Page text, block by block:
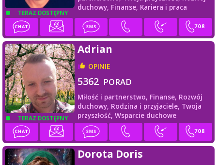
TERAZ DOSTĘPNY
duchowy, Finanse, Kariera i praca
TERAZ DOSTĘPNY
Adrian
OPINIE
5362 PORAD
Miłość i partnerstwo, Finanse, Rozwój
duchowy, Rodzina i przyjaciele, Twoja
przyszłość, Wsparcie duchowe
Dorota Doris